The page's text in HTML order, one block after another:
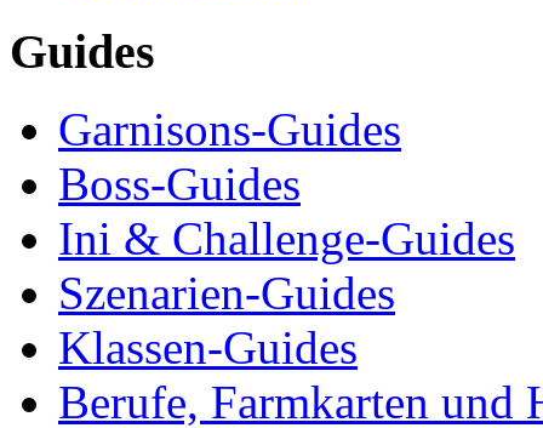
Guides
Garnisons-Guides
Boss-Guides
Ini & Challenge-Guides
Szenarien-Guides
Klassen-Guides
Berufe, Farmkarten und